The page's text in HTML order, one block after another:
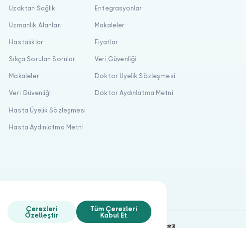
Çerezleri
Özelleştir
Tüm Çerezleri
Kabul Et
Uzaktan Sağlık
Uzmanlık Alanları
Hastalıklar
Sıkça Sorulan Sorular
Makaleler
Veri Güvenliği
Hasta Üyelik Sözleşmesi
Hasta Aydınlatma Metni
Entegrasyonlar
Makaleler
Fiyatlar
Veri Güvenliği
Doktor Üyelik Sözleşmesi
Doktor Aydınlatma Metni